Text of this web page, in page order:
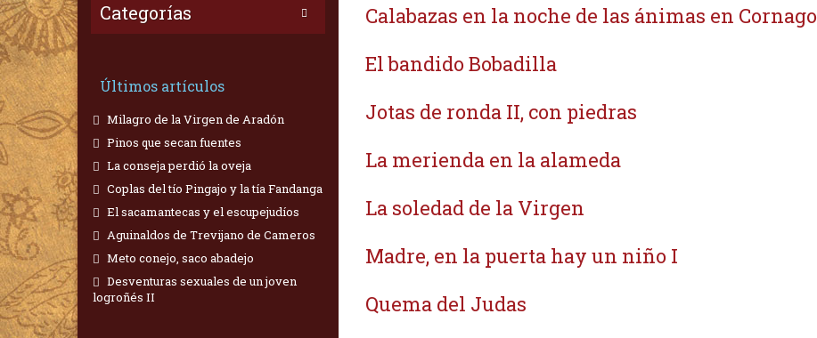
Categorías
Últimos artículos
Milagro de la Virgen de Aradón
Pinos que secan fuentes
La conseja perdió la oveja
Coplas del tío Pingajo y la tía Fandanga
El sacamantecas y el escupejudíos
Aguinaldos de Trevijano de Cameros
Meto conejo, saco abadejo
Desventuras sexuales de un joven
logroñés II
Calabazas en la noche de las ánimas en Cornago
El bandido Bobadilla
Jotas de ronda II, con piedras
La merienda en la alameda
La soledad de la Virgen
Madre, en la puerta hay un niño I
Quema del Judas